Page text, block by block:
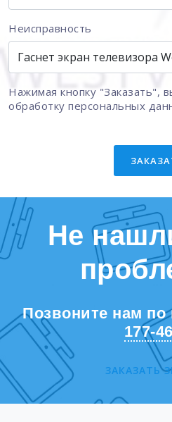
Неисправность
Нажимая кнопку "Заказать",
обработку персональных
Не
Позвоните нам по
177-
ЗАКАЗАТЬ